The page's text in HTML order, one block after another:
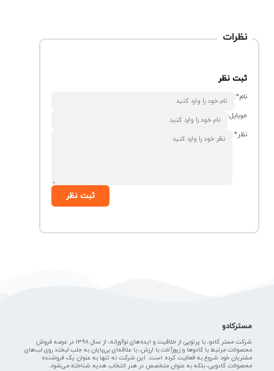
نظرات
ثبت نظر
نام*:
موبایل:
نظر*:
ثبت نظر
مسترکادو
شرکت مستر کادو، با پرتویی از خلاقیت و ایده‌های نوآورانه، از سال 1398 در عرصه فروش
محصولات مرتبط با کادوها و زیورآلات با ارزش، با علاقه‌ای بی‌پایان به جلب لبخند روی لب‌های
مشتریان خود شروع به فعالیت کرده است. این شرکت نه تنها به عنوان یک فروشنده
محصولات کادویی، بلکه به عنوان متخصص در هنر انتخاب هدیه شناخته می‌شود.